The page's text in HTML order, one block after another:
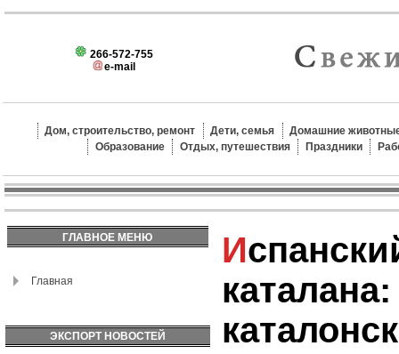
266-572-755
e-mail
Дом, строительство, ремонт Дети, семья
Домашние
Образование
Отдых, путешествия Праздники
ГЛАВНОЕ МЕНЮ
Главная
ЭКСПОРТ НОВОСТЕЙ
Испанский крем